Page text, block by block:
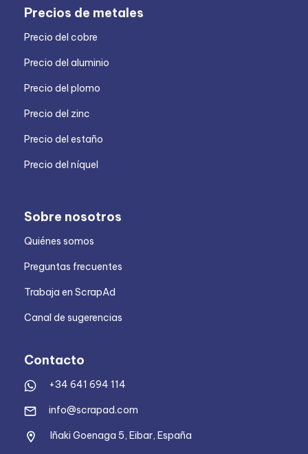
Precios de metales
Precio del cobre
Precio del aluminio
Precio del plomo
Precio del zinc
Precio del estaño
Precio del níquel
Sobre nosotros
Quiénes somos
Preguntas frecuentes
Trabaja en ScrapAd
Canal de sugerencias
Contacto
+34 641 694 114
info@scrapad.com
Iñaki Goenaga 5, Eibar, España